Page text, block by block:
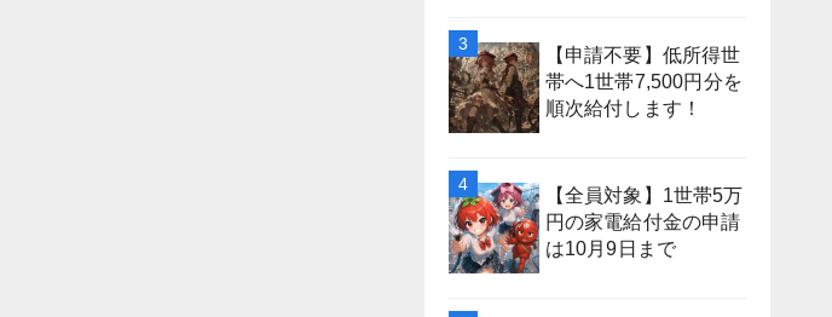
【申請不要】低所得世
帯へ1世帯7,500円分を
順次給付します！
【全員対象】1世帯5万
円の家電給付金の申請
は10月9日まで